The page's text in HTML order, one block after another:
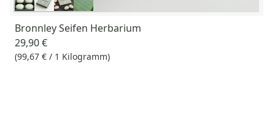
Bronnley Seifen Herbarium
29,90 €
(99,67 € / 1 Kilogramm)